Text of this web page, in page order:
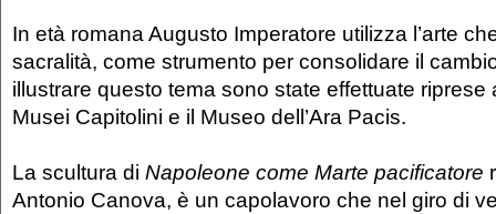
In età romana Augusto Imperatore utilizza l’arte
sacralità, come strumento per consolidare il
illustrare questo tema sono state effettuate riprese
Musei Capitolini e il Museo dell’Ara Pacis.
La scultura di Napoleone come Marte pacificatore
Antonio Canova, è un capolavoro che nel giro di